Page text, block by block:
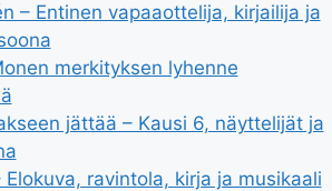
– Entinen vapaaottelija, kirjailija ja
merkityksen lyhenne
jättää – Kausi 6, näyttelijät ja
Elokuva, ravintola, kirja ja musikaali